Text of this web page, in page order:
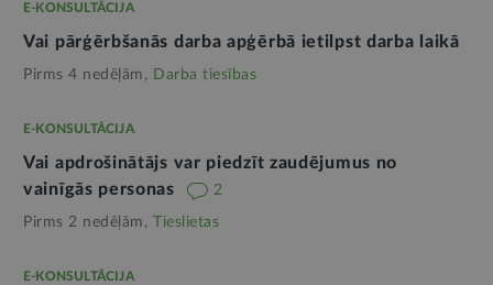
E-KONSULTĀCIJA
Vai pārģērbšanās darba apģērbā ietilpst darba laikā
Pirms 4 nedēļām, Darba tiesības
E-KONSULTĀCIJA
Vai apdrošinātājs var piedzīt zaudējumus no
vainīgās personas
2
Pirms 2 nedēļām, Tieslietas
E-KONSULTĀCIJA